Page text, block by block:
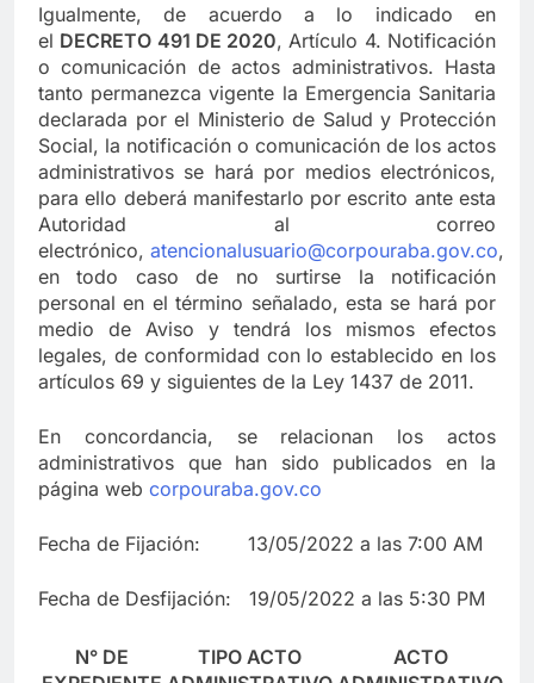
Igualmente, de acuerdo a lo indicado en
el DECRETO 491 DE 2020, Artículo 4. Notificación
o comunicación de actos administrativos. Hasta
tanto permanezca vigente la Emergencia Sanitaria
declarada por el Ministerio de Salud y Protección
Social, la notificación o comunicación de los actos
administrativos se hará por medios electrónicos,
para ello deberá manifestarlo por escrito ante esta
Autoridad al correo
electrónico, atencionalusuario@corpouraba.gov.co,
en todo caso de no surtirse la notificación
personal en el término señalado, esta se hará por
medio de Aviso y tendrá los mismos efectos
legales, de conformidad con lo establecido en los
artículos 69 y siguientes de la Ley 1437 de 2011.
En concordancia, se relacionan los actos
administrativos que han sido publicados en la
página web corpouraba.gov.co
Fecha de Fijación: 13/05/2022 a las 7:00 AM
Fecha de Desfijación: 19/05/2022 a las 5:30 PM
N° DE
TIPO ACTO
ACTO